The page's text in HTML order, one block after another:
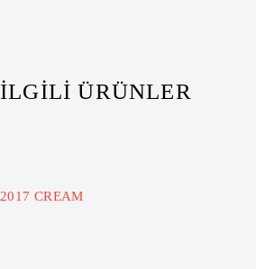
İLGILI ÜRÜNLER
2017 CREAM